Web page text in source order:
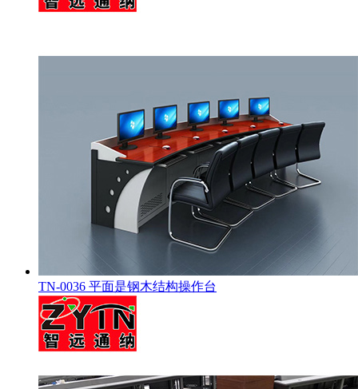
TN-0036 平面是钢木结构操作台